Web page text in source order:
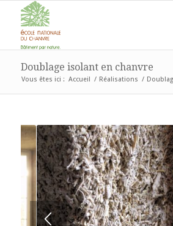
Doublage isolant en chanvre
Vous êtes ici : Accueil / Réalisations /